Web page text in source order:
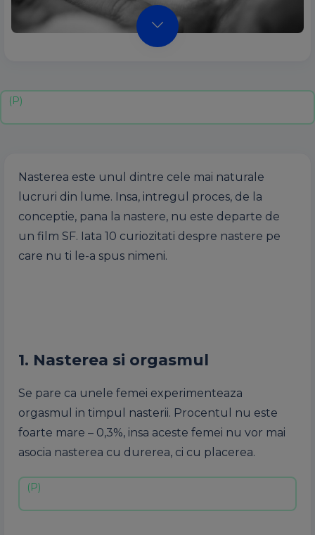
Nasterea este unul dintre cele mai naturale
lucruri din lume. Insa, intregul proces, de la
conceptie, pana la nastere, nu este departe de
un film SF. Iata 10 curiozitati despre nastere pe
care nu ti le-a spus nimeni.
1. Nasterea si orgasmul
Se pare ca unele femei experimenteaza
orgasmul in timpul nasterii. Procentul nu este
foarte mare – 0,3%, insa aceste femei nu vor mai
asocia nasterea cu durerea, ci cu placerea.